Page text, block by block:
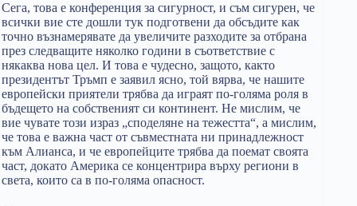
Сега, това е конференция за сигурност, и съм сигурен, че
всички вие сте дошли тук подготвени да обсъдите как
точно възнамерявате да увеличите разходите за отбрана
през следващите няколко години в съответствие с
някаква нова цел. И това е чудесно, защото, както
президентът Тръмп е заявил ясно, той вярва, че нашите
европейски приятели трябва да играят по-голяма роля в
бъдещето на собственият си континент. Не мислим, че
вие чувате този израз „споделяне на тежестта“, а мислим,
че това е важна част от съвместната ни принадлежност
към Алианса, и че европейците трябва да поемат своята
част, докато Америка се концентрира върху региони в
света, които са в по-голяма опасност.